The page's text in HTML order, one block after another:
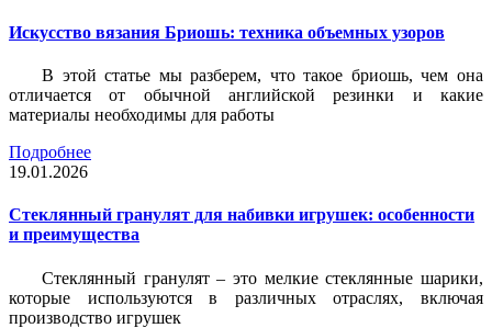
Искусство вязания Бриошь: техника объемных узоров
В этой статье мы разберем, что такое бриошь, чем она
отличается от обычной английской резинки и какие
материалы необходимы для работы
Подробнее
19.01.2026
Стеклянный гранулят для набивки игрушек: особенности
и преимущества
Стеклянный гранулят – это мелкие стеклянные шарики,
которые используются в различных отраслях, включая
производство игрушек